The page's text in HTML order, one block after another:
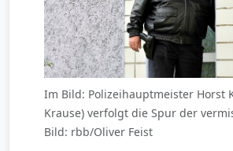
Im Bild: Polizeihauptmeister Horst
Krause) verfolgt die Spur der
Bild: rbb/Oliver Feist